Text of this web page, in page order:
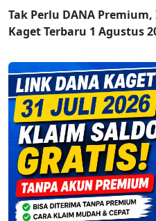
Tak Perlu DANA
Kaget Terbaru 1 Agustus